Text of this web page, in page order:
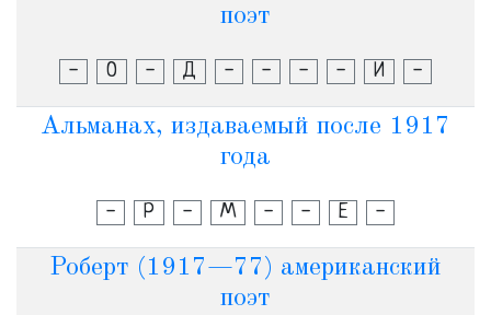
поэт
- О - Д - - - - И -
Альманах, издаваемый после 1917
года
- Р - М - - Е -
Роберт (1917—77) американский
поэт